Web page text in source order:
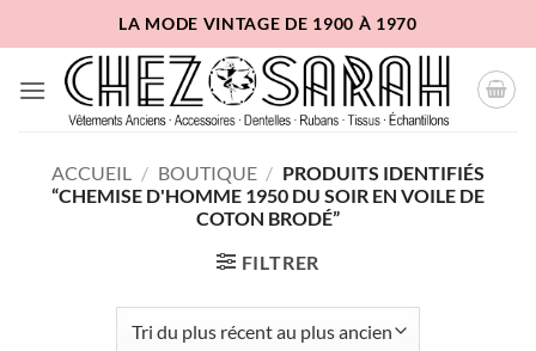
au
contenu
LA MODE VINTAGE DE 1900 À 1970
ACCUEIL / BOUTIQUE / PRODUITS IDENTIFIÉS
“CHEMISE D'HOMME 1950 DU SOIR EN VOILE DE
COTON BRODÉ”
FILTRER